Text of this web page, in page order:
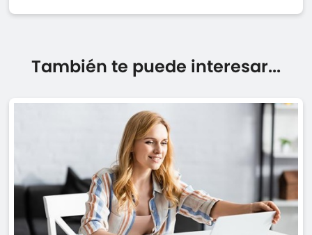
También te puede interesar...